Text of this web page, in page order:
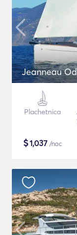
Jeanneau
Plachetnica
$1,037 /noc